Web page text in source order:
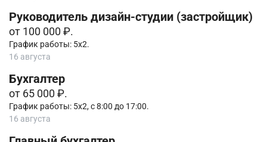
Руководитель дизайн-студии (застройщик)
от 100 000 ₽.
График работы: 5х2.
16 августа
Бухгалтер
от 65 000 ₽.
График работы: 5х2, с 8:00 до 17:00.
16 августа